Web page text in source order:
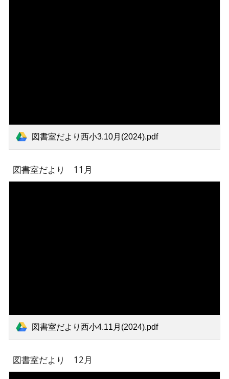
図書室だより西小3.10月(2024).pdf
図書室だより 11 月
図書室だより西小4.11月(2024).pdf
図書室だより 12月